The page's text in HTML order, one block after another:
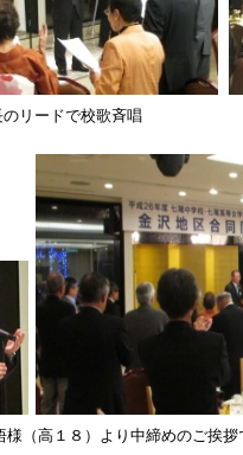
リードで校歌斉唱
高１８）より中締めのご挨拶